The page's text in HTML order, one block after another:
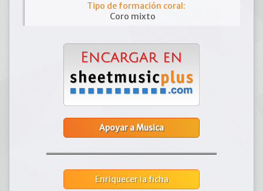
Tipo de formación coral:
Coro mixto
Apoyar a Musica
Enriquecer la ficha